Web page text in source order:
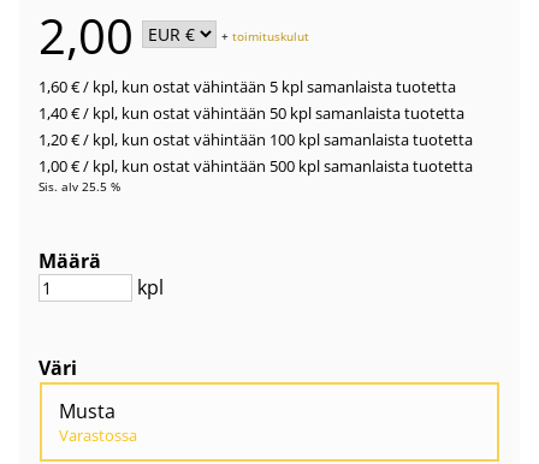
2,00 +toimituskulut
1,60 €/ kpl, kun ostat vähintään 5 kpl samanlaista tuotetta
1,40 €/ kpl, kun ostat vähintään 50 kpl samanlaista tuotetta
1,20 €/ kpl, kun ostat vähintään 100 kpl samanlaista tuotetta
1,00 €/ kpl, kun ostat vähintään 500 kpl samanlaista tuotetta
Sis. alv 25.5 %
Määrä
kpl
Väri
Musta
Varastossa